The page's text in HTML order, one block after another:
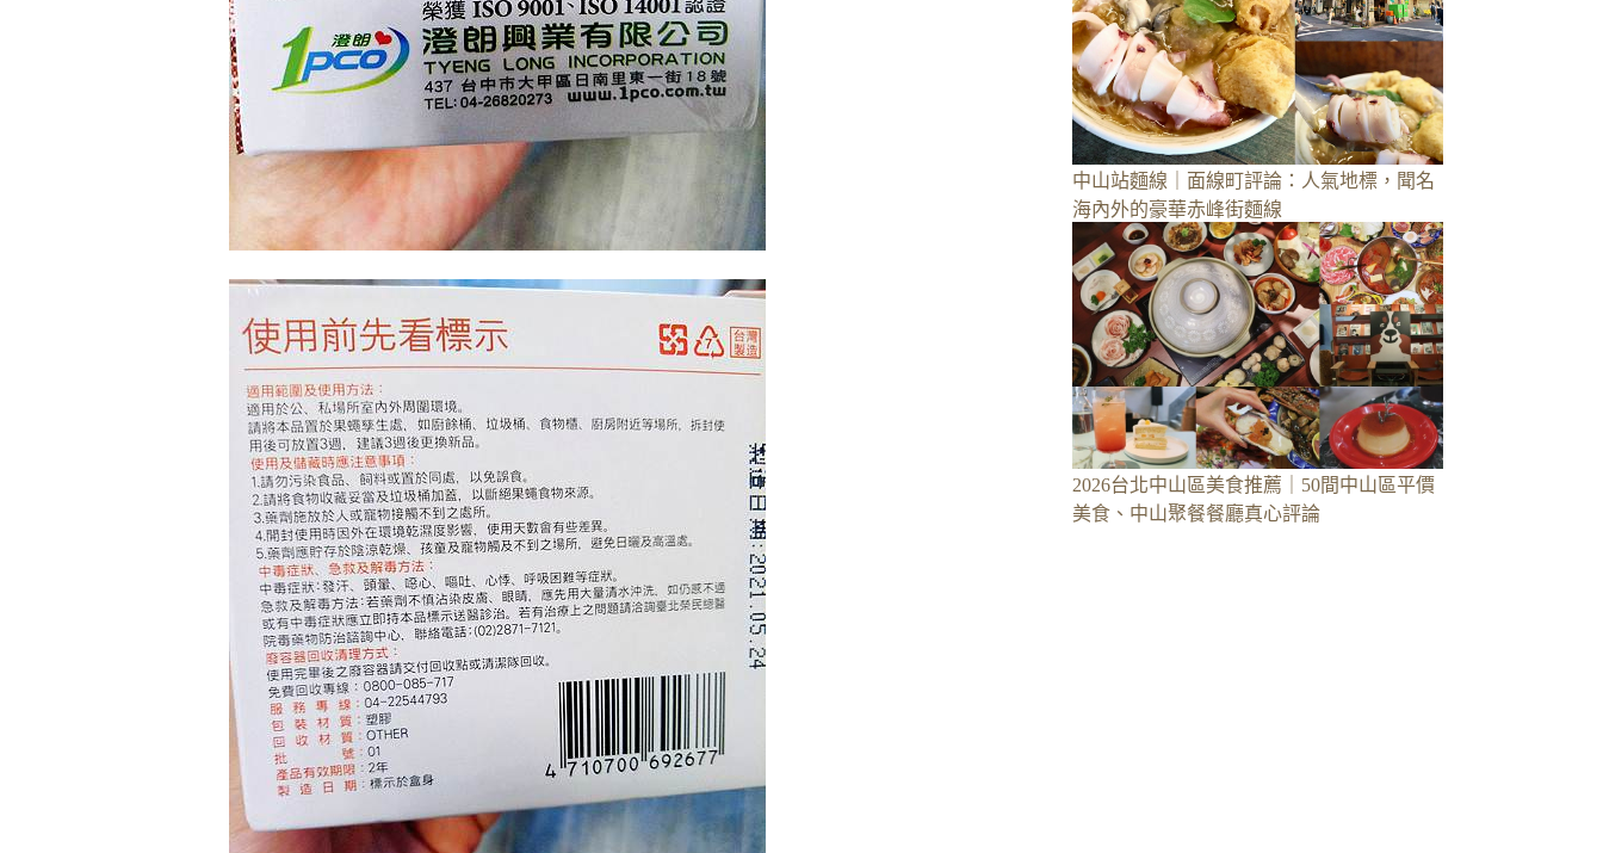
中山站麵線｜面線町評論：人氣地標，聞名
海內外的豪華赤峰街麵線
2026台北中山區美食推薦｜50間中山區平價
美食、中山聚餐餐廳真心評論